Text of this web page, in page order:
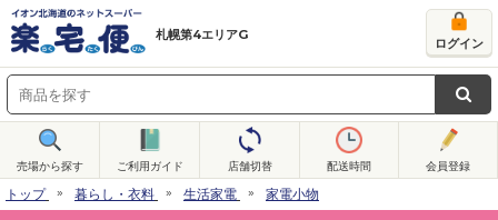
札幌第4エリアG
ログイン
売場から探す ご利用ガイド 店舗切替 配送時間 会員登録
トップ 暮らし・衣料 生活家電 家電小物